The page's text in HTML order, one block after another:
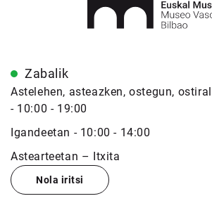
Zabalik
Astelehen, asteazken, ostegun,
- 10:00 - 19:00
Igandeetan - 10:00 - 14:00
Astearteetan – Itxita
Nola iritsi